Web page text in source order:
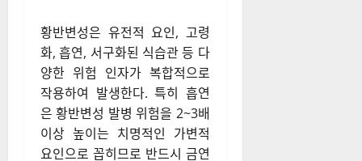
황반변성은 유전적 요인, 고령
화, 흡연, 서구화된 식습관 등 다
양한 위험 인자가 복합적으로
작용하여 발생한다. 특히 흡연
은 황반변성 발병 위험을 2~3배
이상 높이는 치명적인 가변적
요인으로 꼽히므로 반드시 금연